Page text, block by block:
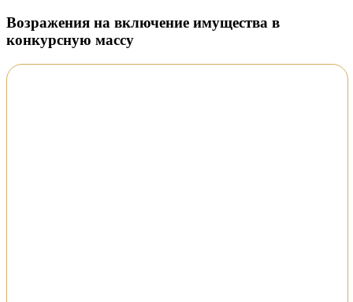
Возражения на включение имущества в
конкурсную массу